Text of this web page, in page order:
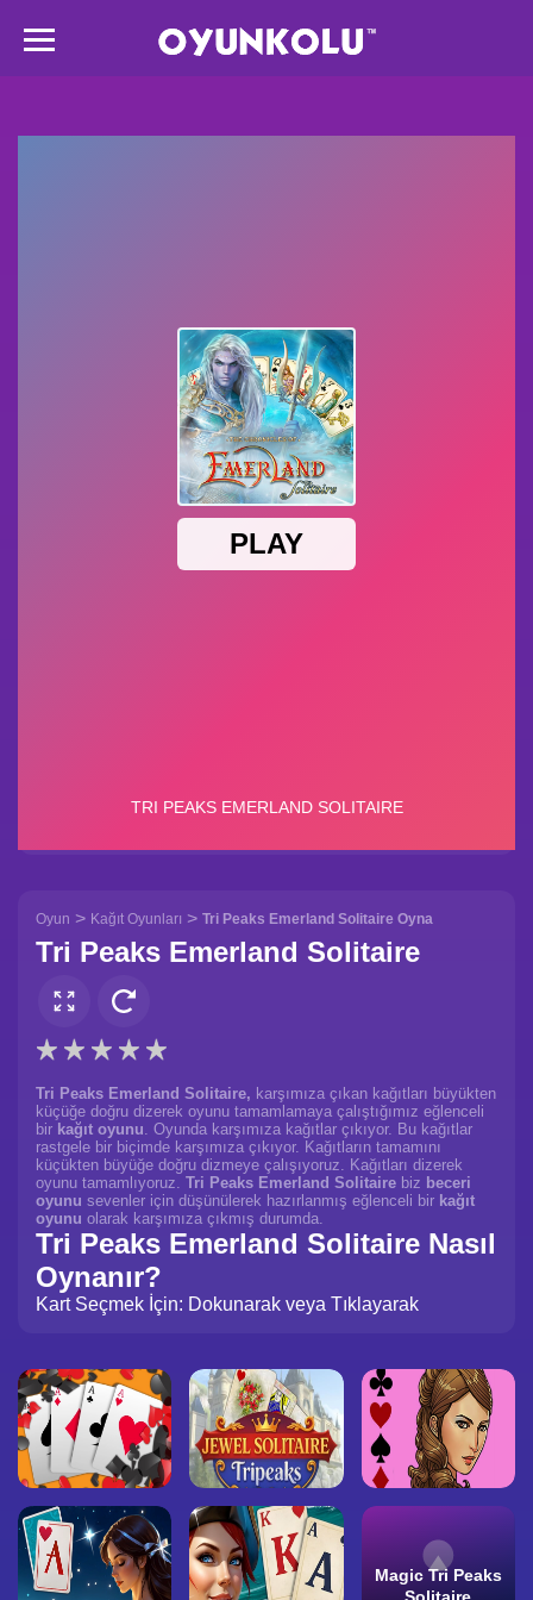
Oyun > Kağıt Oyunları > Tri Peaks Emerland Solitaire Oyna
Tri Peaks Emerland Solitaire
Tri Peaks Emerland Solitaire, karşımıza çıkan kağıtları büyükten
küçüğe doğru dizerek oyunu tamamlamaya çalıştığımız eğlenceli
bir kağıt oyunu. Oyunda karşımıza kağıtlar çıkıyor. Bu kağıtlar
rastgele bir biçimde karşımıza çıkıyor. Kağıtların tamamını
küçükten büyüğe doğru dizmeye çalışıyoruz. Kağıtları dizerek
oyunu tamamlıyoruz. Tri Peaks Emerland Solitaire biz beceri
oyunu sevenler için düşünülerek hazırlanmış eğlenceli bir kağıt
oyunu olarak karşımıza çıkmış durumda.
Tri Peaks Emerland Solitaire Nasıl
Oynanır?
Kart Seçmek İçin: Dokunarak veya Tıklayarak
Magic Tri Peaks